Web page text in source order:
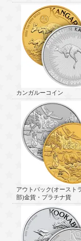
カンガルーコイン
アウトバック(オースト
部)金貨・プラチナ貨